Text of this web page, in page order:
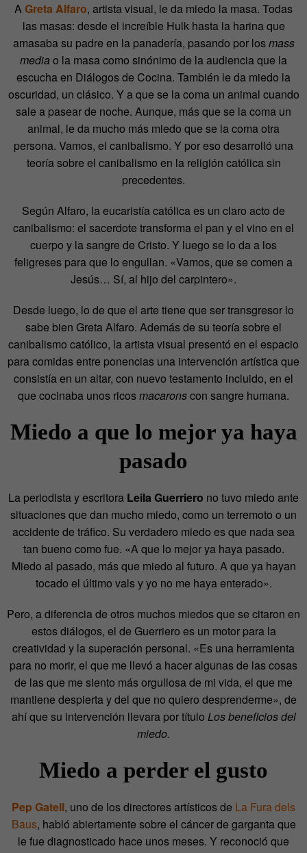
AGreta Alfaro, artista visual, le da miedo la masa. Todas
las masas: desde el increíble Hulk hasta la harina que
amasaba su padre en la panadería, pasando por losmass
media o la masa como sinónimo de la audiencia que la
escucha en Diálogos de Cocina. También le da miedo la
oscuridad, un clásico. Y a que se la coma un animal cuando
sale a pasear de noche. Aunque, más que se la coma un
animal, le da mucho más miedo que se la coma otra
persona. Vamos, el canibalismo. Y por eso desarrolló una
teoría sobre el canibalismo en la religión católica sin
precedentes.
Según Alfaro, la eucaristía católica es un claro acto de
canibalismo: el sacerdote transforma el pan y el vino en el
cuerpo y la sangre de Cristo. Y luego se lo da a los
feligreses para que lo engullan. «Vamos, que se comen a
Jesús… Sí, al hijo del carpintero».
Desde luego, lo de que el arte tiene que ser transgresor lo
sabe bien Greta Alfaro. Además de su teoría sobre el
canibalismo católico, la artista visual presentó en el espacio
para comidas entre ponencias una intervención artística que
consistía en un altar, con nuevo testamento incluido, en el
que cocinaba unos ricosmacaronscon sangre humana.
Miedo a que lo mejor ya haya
pasado
La periodista y escritora Leila Guerriero no tuvo miedo ante
situaciones que dan mucho miedo, como un terremoto o un
accidente de tráfico. Su verdadero miedo es que nada sea
tan bueno como fue. «A que lo mejor ya haya pasado.
Miedo al pasado, más que miedo al futuro. A que ya hayan
tocado el último vals y yo no me haya enterado».
Pero, a diferencia de otros muchos miedos que se citaron en
estos diálogos, el de Guerriero es un motor para la
creatividad y la superación personal. «Es una herramienta
para no morir, el que me llevó a hacer algunas de las cosas
de las que me siento más orgullosa de mi vida, el que me
mantiene despierta y del que no quiero desprenderme», de
ahí que su intervención llevara por título Los beneficios del
miedo.
Miedo a perder el gusto
Pep Gatell, uno de los directores artísticos de La Fura dels
Baus, habló abiertamente sobre el cáncer de garganta que
le fue diagnosticado hace unos meses. Y reconoció que